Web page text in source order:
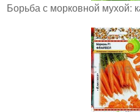
Борьба с морковной мухой: